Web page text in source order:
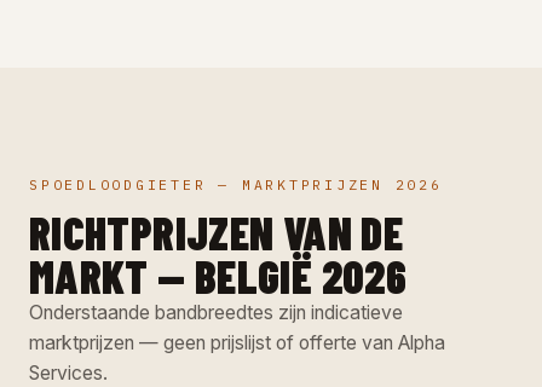
SPOEDLOODGIETER — MARKTPRIJZEN 2026
RICHTPRIJZEN VAN DE
MARKT — BELGIË 2026
Onderstaande bandbreedtes zijn indicatieve
marktprijzen — geen prijslijst of offerte van Alpha
Services.